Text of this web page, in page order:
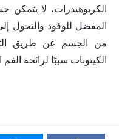
الكربوهيدرات، لا
المفضل للوقود والتحول
من الجسم عن طريق
الكيتونات سببًا لرائحة الفم